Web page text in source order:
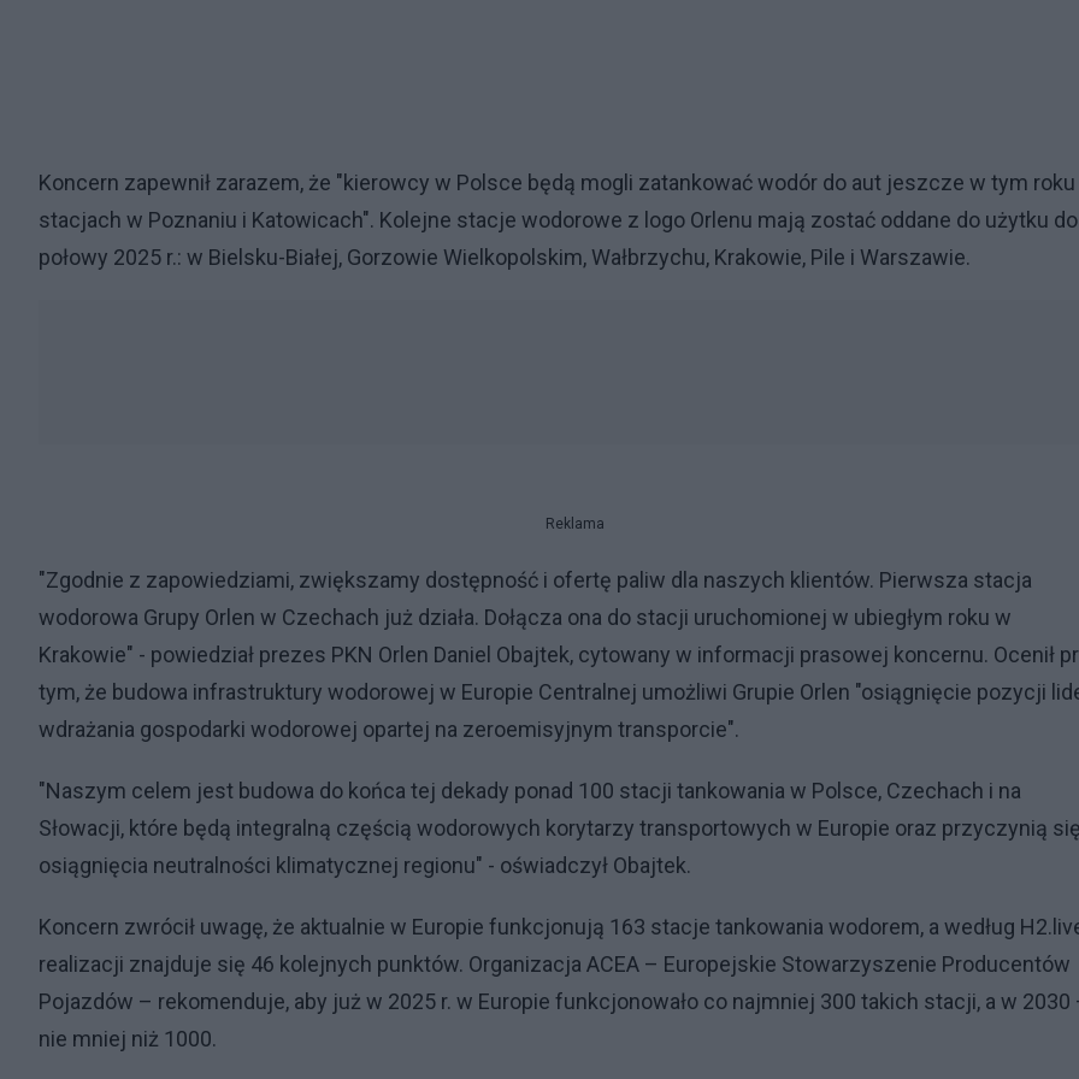
Koncern zapewnił zarazem, że "kierowcy w Polsce będą mogli zatankować wodór do aut jeszcze w tym roku
stacjach w Poznaniu i Katowicach". Kolejne stacje wodorowe z logo Orlenu mają zostać oddane do użytku do
połowy 2025 r.: w Bielsku-Białej, Gorzowie Wielkopolskim, Wałbrzychu, Krakowie, Pile i Warszawie.
Reklama
"Zgodnie z zapowiedziami, zwiększamy dostępność i ofertę paliw dla naszych klientów. Pierwsza stacja
wodorowa Grupy Orlen w Czechach już działa. Dołącza ona do stacji uruchomionej w ubiegłym roku w
Krakowie" - powiedział prezes PKN Orlen Daniel Obajtek, cytowany w informacji prasowej koncernu. Ocenił
tym, że budowa infrastruktury wodorowej w Europie Centralnej umożliwi Grupie Orlen "osiągnięcie pozycji
wdrażania gospodarki wodorowej opartej na zeroemisyjnym transporcie".
"Naszym celem jest budowa do końca tej dekady ponad 100 stacji tankowania w Polsce, Czechach i na
Słowacji, które będą integralną częścią wodorowych korytarzy transportowych w Europie oraz przyczynią
osiągnięcia neutralności klimatycznej regionu" - oświadczył Obajtek.
Koncern zwrócił uwagę, że aktualnie w Europie funkcjonują 163 stacje tankowania wodorem, a według
realizacji znajduje się 46 kolejnych punktów. Organizacja ACEA – Europejskie Stowarzyszenie Producentów
Pojazdów – rekomenduje, aby już w 2025 r. w Europie funkcjonowało co najmniej 300 takich stacji, a w 2030
nie mniej niż 1000.